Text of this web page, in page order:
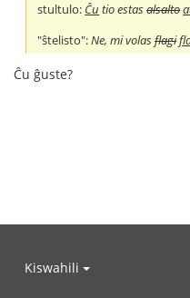
stultulo: Ĉu tio estasalsalto
"ŝtelisto":Ne, mi volasflagi
Ĉu ĝuste?
Kiswahili